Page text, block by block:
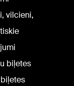
vilcieni,
biļetes